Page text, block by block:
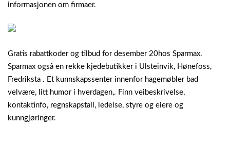
informasjonen om firmaer.
Gratis rabattkoder og tilbud for desember 20hos Sparmax.
Sparmax også en rekke kjedebutikker i Ulsteinvik, Hønefoss,
Fredriksta . Et kunnskapssenter innenfor hagemøbler bad
velvære, litt humor i hverdagen,. Finn veibeskrivelse,
kontaktinfo, regnskapstall, ledelse, styre og eiere og
kunngjøringer.